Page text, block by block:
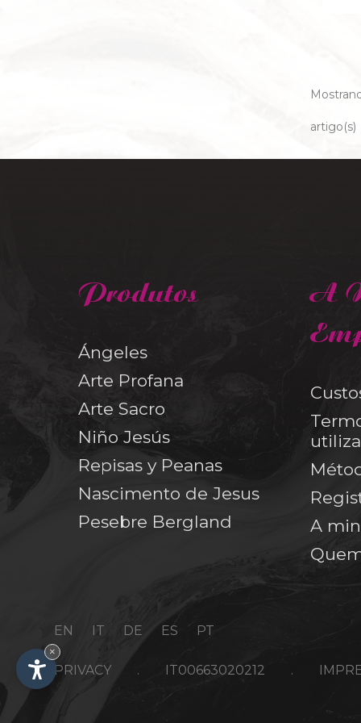
artigo(s)
Produtos
Ángeles
Arte Profana
Arte Sacro
Niño Jesús
Repisas y Peanas
Nascimento de Jesus
Pesebre Bergland
A
A
EN IT DE ES PT
PRIVACY . IT00663020212 .
×